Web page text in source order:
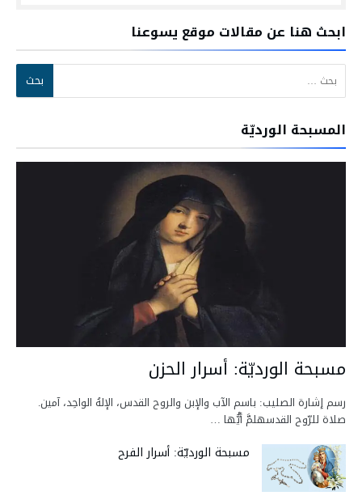
ابحث هنا عن مقالات موقع يسوعنا
البحث عن:
المسبحة الورديّة
مسبحة الورديّة: أسرار الحزن
رسم إشارة الصليب: باسم الآب والإبن والروح القدس، الإلهُ الواحِد، آمين.
صلاة للرّوح القدسهلمَّ أيُّها …
مسبحة الورديّة: أسرار الفرح